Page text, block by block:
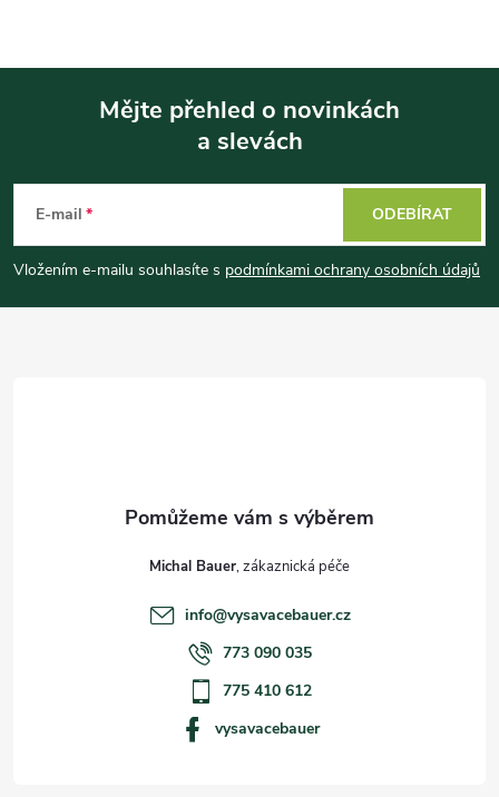
p
a
Mějte přehled o novinkách
a slevách
E-mail
Vložením e-mailu souhlasíte s podmínkami ochrany osobních údajů
ODEBÍRAT
Michal Bauer
info@vysavacebauer.cz
773 090 035
775 410 612
vysavacebauer